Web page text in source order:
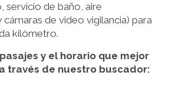
servicio de baño, aire
de video vigilancia) para
kilómetro.
y el horario que mejor
través de nuestro buscador: